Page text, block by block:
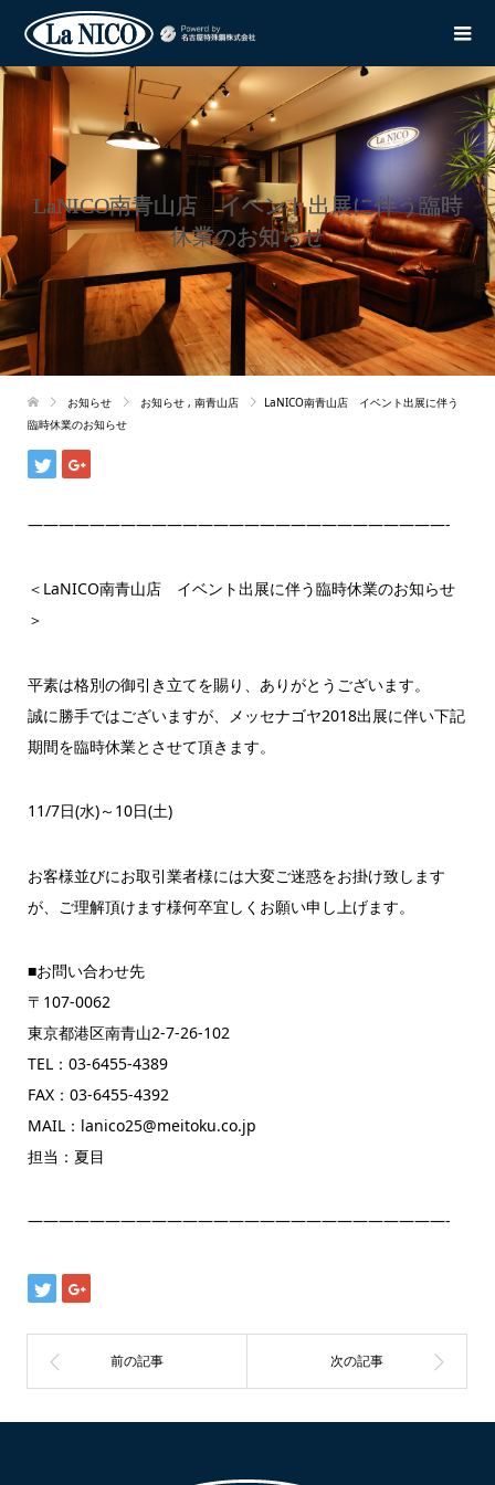
LaNICO南青山店 イベント出展に伴う臨時
休業のお知らせ
お知らせ お知らせ , 南青山店
LaNICO南青山店 イベント出展に伴う
臨時休業のお知らせ
———————————————————————————-
＜LaNICO南青山店 イベント出展に伴う臨時休業のお知らせ
＞
平素は格別の御引き立てを賜り、ありがとうございます。
誠に勝手ではございますが、メッセナゴヤ2018出展に伴い下記
期間を臨時休業とさせて頂きます。
11/7日(水)～10日(土)
お客様並びにお取引業者様には大変ご迷惑をお掛け致します
が、ご理解頂けます様何卒宜しくお願い申し上げます。
■お問い合わせ先
〒107-0062
東京都港区南青山2-7-26-102
TEL：03-6455-4389
FAX：03-6455-4392
MAIL：lanico25@meitoku.co.jp
担当：夏目
———————————————————————————-